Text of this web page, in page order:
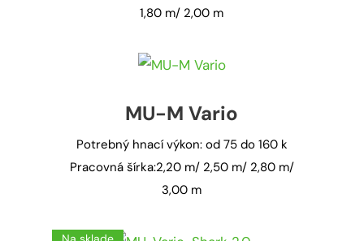
1,80 m/ 2,00 m
MU-M Vario
Potrebný hnací výkon: od 75 do 160 k
Pracovná šírka:2,20 m/ 2,50 m/ 2,80 m/
3,00 m